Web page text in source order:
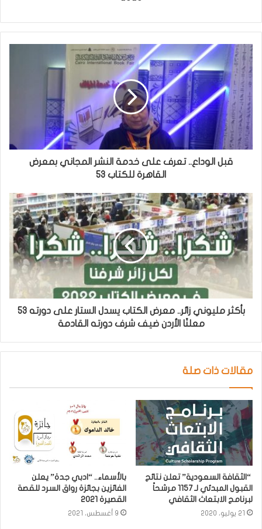
قبل الوداع.. تعرف على خدمة النشر المجاني بمعرض
القاهرة للكتاب 53
بأكثر مليوني زائر.. معرض الكتاب يسدل الستار على دورته 53
معلنًا الأردن ضيف شرف دورته القادمة
مقالات ذات صلة
“الثقافة السعودية” تعلن نتائج
القبول المبدئي لـ 1157 مرشحاً
لبرنامج الابتعاث الثقافي
21 يوليو، 2020
بالأسماء.. “ادبي جدة” يعلن
الفائزين بجائزة رواق السرد للقصة
القصيرة 2021
9 أغسطس، 2021